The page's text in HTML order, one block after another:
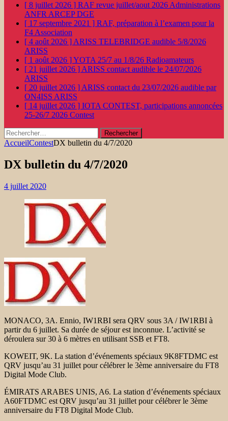
[ 8 juillet 2026 ] RAF revue juillet/aout 2026 Administrations
ANFR ARCEP DGE
[ 17 septembre 2021 ] RAF, préparation à l’examen pour la
F4 Association
[ 4 août 2026 ] ARISS TELEBRIDGE audible 5/8/2026
ARISS
[ 1 août 2026 ]YOTA 25/7 au 1/8/26 Radioamateurs
[ 21 juillet 2026 ] ARISS contact audible le 24/07/2026
ARISS
[ 20 juillet 2026 ] ARISS contact du 23/07/2026 audible par
ON4ISS ARISS
[ 14 juillet 2026 ] IOTA CONTEST, participations annoncées
25-26/7 2026 Contest
Rechercher :
AccueilContestDX bulletin du 4/7/2020
DX bulletin du 4/7/2020
4 juillet 2020
MONACO, 3A. Ennio, IW1RBI sera QRV sous 3A / IW1RBI à
partir du 6 juillet. Sa durée de séjour est inconnue. L’activité se
déroulera sur 30 à 6 mètres en utilisant SSB et FT8.
KOWEIT, 9K. La station d’événements spéciaux 9K8FTDMC est
QRV jusqu’au 31 juillet pour célébrer le 3ème anniversaire du FT8
Digital Mode Club.
ÉMIRATS ARABES UNIS, A6. La station d’événements spéciaux
A60FTDMC est QRV jusqu’au 31 juillet pour célébrer le 3ème
anniversaire du FT8 Digital Mode Club.